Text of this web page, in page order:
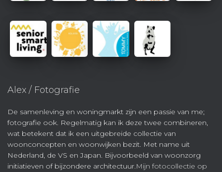
Alex / Fotografie
De samenleving en woningmarkt zijn een passie van me;
fotografie ook. Regelmatig kan ik deze twee combineren,
wat betekent dat ik een uitgebreide collectie van
woonconcepten en woonwijken bezit. Met name uit
Nederland, de VS en Japan. Bijvoorbeeld van woonzorg
initiatieven of bijzondere architectuur.Mijn fotocollectie op